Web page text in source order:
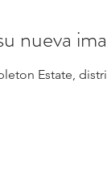
nueva
Estate,